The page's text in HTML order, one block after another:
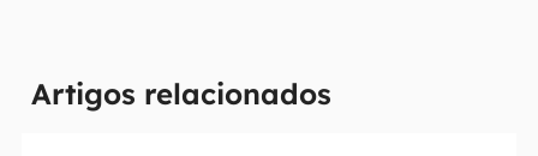
Artigos relacionados